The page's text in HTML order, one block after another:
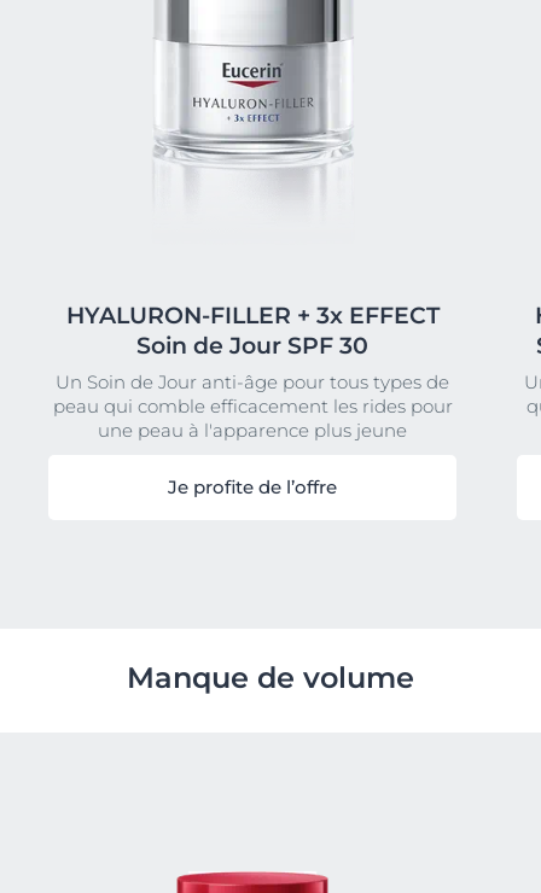
HYALURON-FILLER + 3x EFFECT
Soin de Jour SPF 30
Un Soin de Jour anti-âge pour tous types de
peau qui comble efficacement les rides pour
une peau à l'apparence plus jeune
Je profite de l’offre
Manque de volume